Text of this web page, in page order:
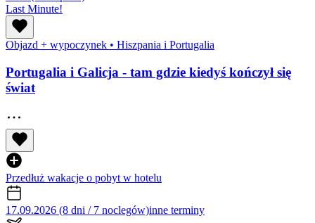
Last Minute!
Objazd + wypoczynek • Hiszpania i Portugalia
Portugalia i Galicja - tam gdzie kiedyś kończył się
świat
Przedłuż wakacje o pobyt w hotelu
17.09.2026 (8 dni / 7 noclegów)inne terminy